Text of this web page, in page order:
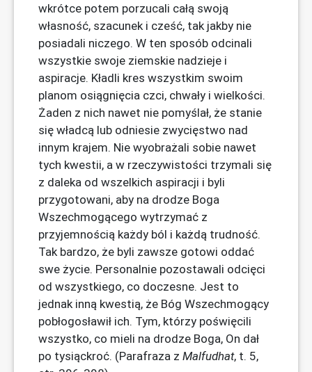
wkrótce potem porzucali całą swoją
własność, szacunek i cześć, tak jakby nie
posiadali niczego. W ten sposób odcinali
wszystkie swoje ziemskie nadzieje i
aspiracje. Kładli kres wszystkim swoim
planom osiągnięcia czci, chwały i wielkości.
Żaden z nich nawet nie pomyślał, że stanie
się władcą lub odniesie zwycięstwo nad
innym krajem. Nie wyobrażali sobie nawet
tych kwestii, a w rzeczywistości trzymali się
z daleka od wszelkich aspiracji i byli
przygotowani, aby na drodze Boga
Wszechmogącego wytrzymać z
przyjemnością każdy ból i każdą trudność.
Tak bardzo, że byli zawsze gotowi oddać
swe życie. Personalnie pozostawali odcięci
od wszystkiego, co doczesne. Jest to
jednak inną kwestią, że ​​Bóg Wszechmogący
pobłogosławił ich. Tym, którzy poświęcili
wszystko, co mieli na drodze Boga, On dał
po tysiąckroć. (Parafraza z Malfudhat, t. 5,